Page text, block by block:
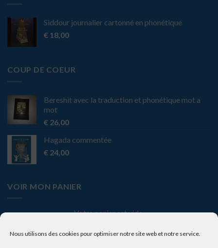
Nous utilisons des cookies pour optimiser notre site web et notre service.
Siddour journalier cartonné en phonétique
€ 18,00
COUP DE COEUR
Bereshit avec la traduction et phonétique mot a
mot
€ 26,00
Hagada commentée
€ 24,00
VOIR MON PANIER
Votre panier est vide.